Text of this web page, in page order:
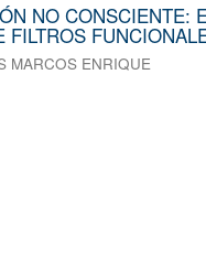
NO CONSCIENTE:
FILTROS
MARCOS ENRIQUE